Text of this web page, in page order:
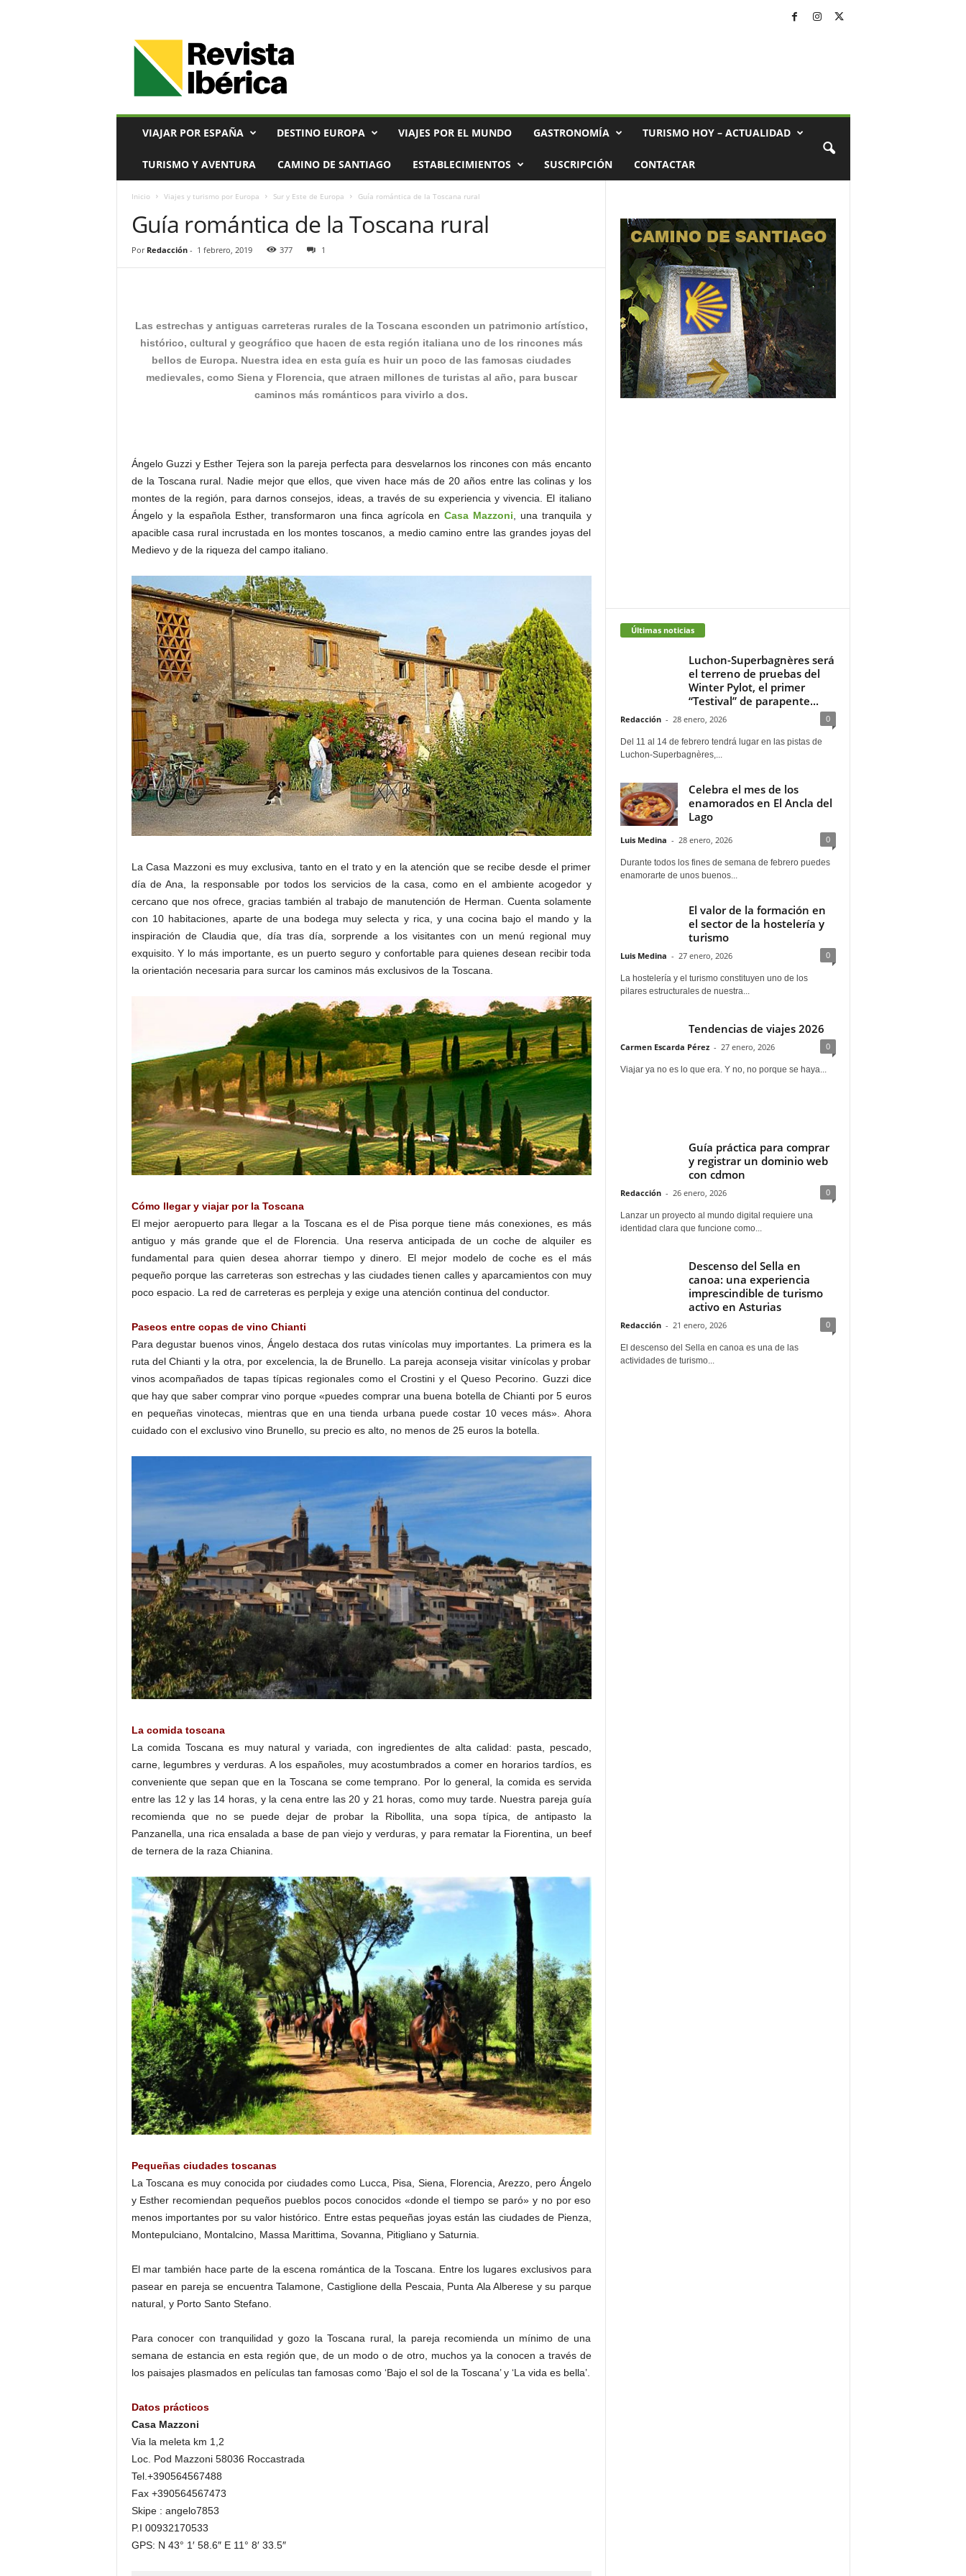
VIAJAR POR ESPAÑA DESTINO EUROPA VIAJES POR EL MUNDO GASTRONOMÍA TURISMO HOY – ACTUALIDAD
TURISMO Y AVENTURA CAMINO DE SANTIAGO ESTABLECIMIENTOS SUSCRIPCIÓN CONTACTAR
Inicio Viajes y turismo por Europa Sur y Este de Europa Guía romántica de la Toscana rural
Guía romántica de la Toscana rural
Por Redacción- 1 febrero, 2019 377 1
Las estrechas y antiguas carreteras rurales de la Toscana esconden un patrimonio artístico,
histórico, cultural y geográfico que hacen de esta región italiana uno de los rincones más
bellos de Europa. Nuestra idea en esta guía es huir un poco de las famosas ciudades
medievales, como Siena y Florencia, que atraen millones de turistas al año, para buscar
caminos más románticos para vivirlo a dos.
Ángelo Guzzi y Esther Tejera son la pareja perfecta para desvelarnos los rincones con más encanto
de la Toscana rural. Nadie mejor que ellos, que viven hace más de 20 años entre las colinas y los
montes de la región, para darnos consejos, ideas, a través de su experiencia y vivencia. El italiano
Ángelo y la española Esther, transformaron una finca agrícola enCasa Mazzoni , una tranquila y
apacible casa rural incrustada en los montes toscanos, a medio camino entre las grandes joyas del
Medievo y de la riqueza del campo italiano.
La Casa Mazzoni es muy exclusiva, tanto en el trato y en la atención que se recibe desde el primer
día de Ana, la responsable por todos los servicios de la casa, como en el ambiente acogedor y
cercano que nos ofrece, gracias también al trabajo de manutención de Herman. Cuenta solamente
con 10 habitaciones, aparte de una bodega muy selecta y rica, y una cocina bajo el mando y la
inspiración de Claudia que, día tras día, sorprende a los visitantes con un menú regional muy
exquisito. Y lo más importante, es un puerto seguro y confortable para quienes desean recibir toda
la orientación necesaria para surcar los caminos más exclusivos de la Toscana.
Cómo llegar y viajar por la Toscana
El mejor aeropuerto para llegar a la Toscana es el de Pisa porque tiene más conexiones, es más
antiguo y más grande que el de Florencia. Una reserva anticipada de un coche de alquiler es
fundamental para quien desea ahorrar tiempo y dinero. El mejor modelo de coche es el más
pequeño porque las carreteras son estrechas y las ciudades tienen calles y aparcamientos con muy
poco espacio. La red de carreteras es perpleja y exige una atención continua del conductor.
Paseos entre copas de vino Chianti
Para degustar buenos vinos, Ángelo destaca dos rutas vinícolas muy importantes. La primera es la
ruta del Chianti y la otra, por excelencia, la de Brunello. La pareja aconseja visitar vinícolas y probar
vinos acompañados de tapas típicas regionales como el Crostini y el Queso Pecorino. Guzzi dice
que hay que saber comprar vino porque «puedes comprar una buena botella de Chianti por 5 euros
en pequeñas vinotecas, mientras que en una tienda urbana puede costar 10 veces más». Ahora
cuidado con el exclusivo vino Brunello, su precio es alto, no menos de 25 euros la botella.
La comida toscana
La comida Toscana es muy natural y variada, con ingredientes de alta calidad: pasta, pescado,
carne, legumbres y verduras. A los españoles, muy acostumbrados a comer en horarios tardíos, es
conveniente que sepan que en la Toscana se come temprano. Por lo general, la comida es servida
entre las 12 y las 14 horas, y la cena entre las 20 y 21 horas, como muy tarde. Nuestra pareja guía
recomienda que no se puede dejar de probar la Ribollita, una sopa típica, de antipasto la
Panzanella, una rica ensalada a base de pan viejo y verduras, y para rematar la Fiorentina, un beef
de ternera de la raza Chianina.
Pequeñas ciudades toscanas
La Toscana es muy conocida por ciudades como Lucca, Pisa, Siena, Florencia, Arezzo, pero Ángelo
y Esther recomiendan pequeños pueblos pocos conocidos «donde el tiempo se paró» y no por eso
menos importantes por su valor histórico. Entre estas pequeñas joyas están las ciudades de Pienza,
Montepulciano, Montalcino, Massa Marittima, Sovanna, Pitigliano y Saturnia.
El mar también hace parte de la escena romántica de la Toscana. Entre los lugares exclusivos para
pasear en pareja se encuentra Talamone, Castiglione della Pescaia, Punta Ala Alberese y su parque
natural, y Porto Santo Stefano.
Para conocer con tranquilidad y gozo la Toscana rural, la pareja recomienda un mínimo de una
semana de estancia en esta región que, de un modo o de otro, muchos ya la conocen a través de
los paisajes plasmados en películas tan famosas como ‘Bajo el sol de la Toscana’ y ‘La vida es bella’.
Datos prácticos
Casa Mazzoni
Via la meleta km 1,2
Loc. Pod Mazzoni 58036 Roccastrada
Tel.+390564567488
Fax +390564567473
Skipe : angelo7853
P.I 00932170533
GPS: N 43° 1′ 58.6″ E 11° 8′ 33.5″
Últimas noticias
Luchon-Superbagnères será
el terreno de pruebas del
Winter Pylot, el primer
“Testival” de parapente...
Redacción - 28 enero, 2026 0
Del 11 al 14 de febrero tendrá lugar en las pistas de
Luchon-Superbagnères,...
Celebra el mes de los
enamorados en El Ancla del
Lago
Luis Medina - 28 enero, 2026 0
Durante todos los fines de semana de febrero puedes
enamorarte de unos buenos...
El valor de la formación en
el sector de la hostelería y
turismo
Luis Medina - 27 enero, 2026 0
La hostelería y el turismo constituyen uno de los
pilares estructurales de nuestra...
Tendencias de viajes 2026
Carmen Escarda Pérez - 27 enero, 2026 0
Viajar ya no es lo que era. Y no, no porque se haya...
Guía práctica para comprar
y registrar un dominio web
con cdmon
Redacción - 26 enero, 2026 0
Lanzar un proyecto al mundo digital requiere una
identidad clara que funcione como...
Descenso del Sella en
canoa: una experiencia
imprescindible de turismo
activo en Asturias
Redacción - 21 enero, 2026 0
El descenso del Sella en canoa es una de las
actividades de turismo...